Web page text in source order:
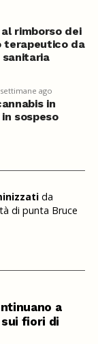
rimborso dei
terapeutico da
sanitaria
ago
in
sospeso
da
di punta Bruce
a
fiori di